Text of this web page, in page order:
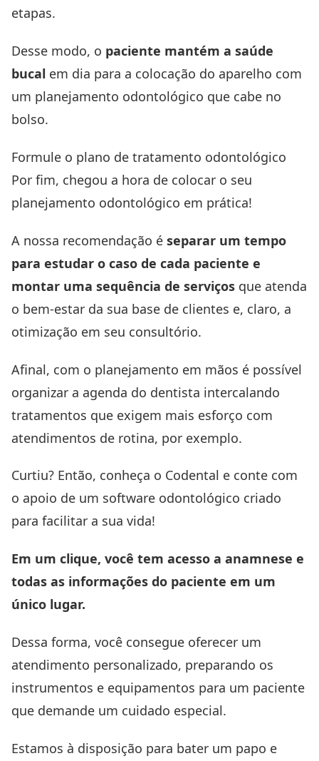
etapas.
Desse modo, o paciente mantém a saúde
bucal em dia para a colocação do aparelho com
um planejamento odontológico que cabe no
bolso.
Formule o plano de tratamento odontológico
Por fim, chegou a hora de colocar o seu
planejamento odontológico em prática!
A nossa recomendação é separar um tempo
para estudar o caso de cada paciente e
montar uma sequência de serviços que atenda
o bem-estar da sua base de clientes e, claro, a
otimização em seu consultório.
Afinal, com o planejamento em mãos é possível
organizar a agenda do dentista intercalando
tratamentos que exigem mais esforço com
atendimentos de rotina, por exemplo.
Curtiu? Então, conheça o Codental e conte com
o apoio de um software odontológico criado
para facilitar a sua vida!
Em um clique, você tem acesso a anamnese e
todas as informações do paciente em um
único lugar.
Dessa forma, você consegue oferecer um
atendimento personalizado, preparando os
instrumentos e equipamentos para um paciente
que demande um cuidado especial.
Estamos à disposição para bater um papo e